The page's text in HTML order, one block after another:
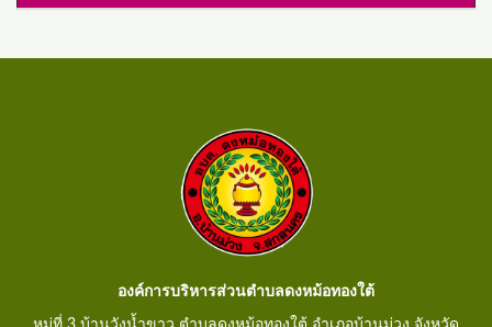
องค์การบริหารส่วนตำบลดงหม้อทองใต้